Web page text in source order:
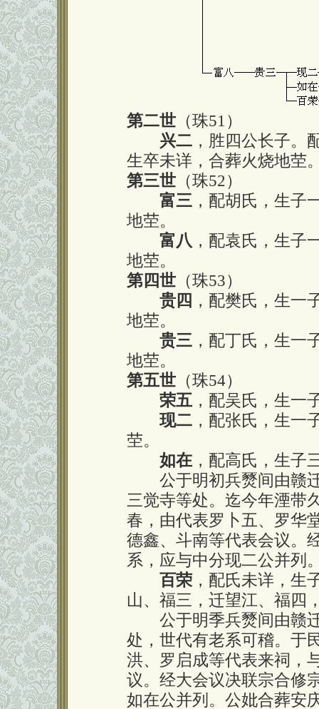
第二世 （珠51）
兴二 ，胜四公长子。
生卒未详，合葬火烧地茔
第三世 （珠52）
富三 ，配胡氏，生子
地茔。
富八 ，配袁氏，生子
地茔。
第四世 （珠53）
贵四 ，配樊氏，生一
地茔。
贵三 ，配丁氏，生一
地茔。
第五世 （珠54）
荣五 ，配吴氏，生一
现二 ，配张氏，生一
茔。
如在 ，配高氏，生子
公于明初兵燹间由赣迁
三觉寺等处。迄今年湮带
春，由代表罗卜五、罗华
德鑫、斗南等代表会议。
系，应与中分现二公并列
百荣 ，配氏未详，生
山、福三，迁望江、福四
公于明季兵燹间由赣迁
处，世代有老系可稽。于
洪、罗启成等代表来祠，
议。经大会议决联宗合修
如在公并列。公妣合葬安